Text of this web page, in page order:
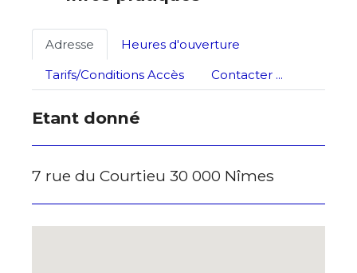
Adresse
Heures d'ouverture
Tarifs/Conditions Accès
Contacter ...
Etant donné
7 rue du Courtieu 30 000 Nîmes